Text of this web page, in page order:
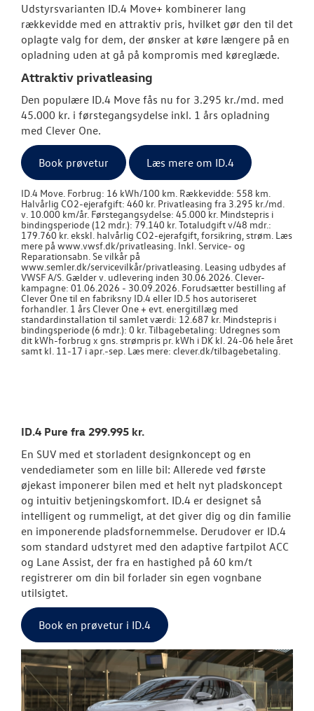
NYHEDER
OM OS
JOB OG
Udstyrsvarianten ID.4 Move+ kombinerer lang
rækkevidde med en attraktiv pris, hvilket gør den til det
oplagte valg for dem, der ønsker at køre længere på en
opladning uden at gå på kompromis med køreglæde.
Attraktiv privatleasing
Den populære ID.4 Move fås nu for 3.295 kr./md. med
45.000 kr. i førstegangsydelse inkl. 1 års opladning
med Clever One.
Book prøvetur Læs mere om ID.4
ID.4 Move. Forbrug: 16 kWh/100 km. Rækkevidde: 558 km.
Halvårlig CO2-ejerafgift: 460 kr. Privatleasing fra 3.295 kr./md.
v. 10.000 km/år. Førstegangsydelse: 45.000 kr. Mindstepris i
bindingsperiode (12 mdr.): 79.140 kr. Totaludgift v/48 mdr.:
179.760 kr. ekskl. halvårlig CO2-ejerafgift, forsikring, strøm. Læs
mere på www.vwsf.dk/privatleasing. Inkl. Service- og
Reparationsabn. Se vilkår på
www.semler.dk/servicevilkår/privatleasing. Leasing udbydes af
VWSF A/S. Gælder v. udlevering inden 30.06.2026. Clever-
kampagne: 01.06.2026 - 30.09.2026. Forudsætter bestilling af
Clever One til en fabriksny ID.4 eller ID.5 hos autoriseret
forhandler. 1 års Clever One + evt. energitillæg med
standardinstallation til samlet værdi: 12.687 kr. Mindstepris i
bindingsperiode (6 mdr.): 0 kr. Tilbagebetaling: Udregnes som
dit kWh-forbrug x gns. strømpris pr. kWh i DK kl. 24-06 hele året
samt kl. 11-17 i apr.-sep. Læs mere: clever.dk/tilbagebetaling.
ID.4 Pure fra 299.995 kr.
En SUV med et storladent designkoncept og en
vendediameter som en lille bil: Allerede ved første
øjekast imponerer bilen med et helt nyt pladskoncept
og intuitiv betjeningskomfort. ID.4 er designet så
intelligent og rummeligt, at det giver dig og din familie
en imponerende pladsfornemmelse. Derudover er ID.4
som standard udstyret med den adaptive fartpilot ACC
og Lane Assist, der fra en hastighed på 60 km/t
registrerer om din bil forlader sin egen vognbane
utilsigtet.
Book en prøvetur i ID.4